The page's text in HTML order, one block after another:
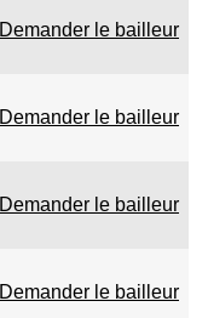
Demander le bailleur
Demander le bailleur
Demander le bailleur
Demander le bailleur